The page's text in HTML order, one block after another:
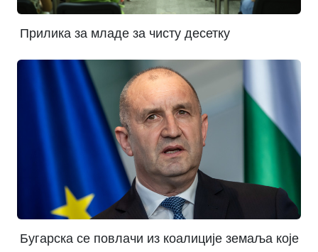
Прилика за младе за чисту десетку
Бугарска се повлачи из коалиције земаља које